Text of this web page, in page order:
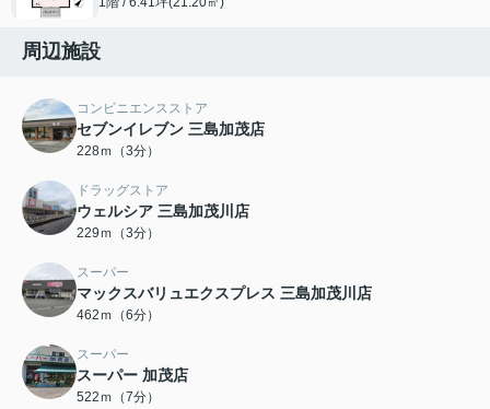
周辺施設
コンビニエンスストア
セブンイレブン 三島加茂店
228ｍ（3分）
ドラッグストア
ウェルシア 三島加茂川店
229ｍ（3分）
スーパー
マックスバリュエクスプレス 三島加茂川店
462ｍ（6分）
スーパー
スーパー 加茂店
522ｍ（7分）